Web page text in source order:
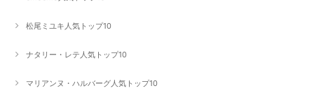
松尾ミユキ人気トップ10
ナタリー・レテ人気トップ10
マリアンヌ・ハルバーグ人気トップ10